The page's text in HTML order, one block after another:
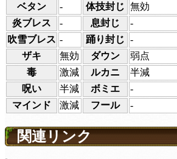
ベタン - 体技封じ 無効
炎ブレス
- 息封じ
-
吹雪ブレス - 踊り封じ -
ザキ
無効 ダウン
弱点
毒
激減 ルカニ
半減
呪い
半減 ボミエ
-
マインド
激減 フール -
関連リンク